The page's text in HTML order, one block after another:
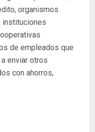
organismos
instituciones
de empleados que
enviar otros
con ahorros,